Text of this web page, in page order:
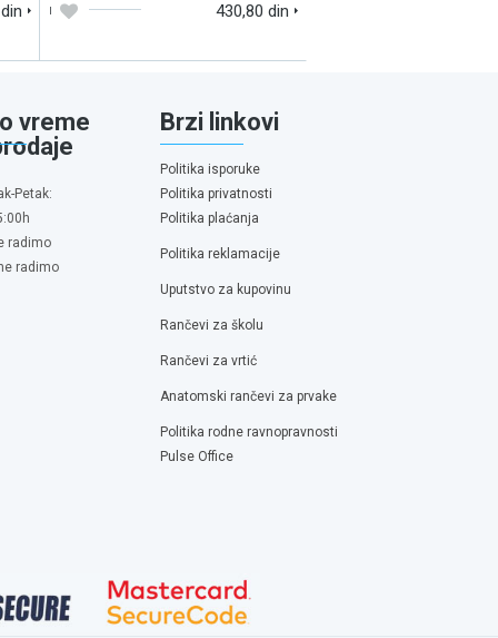
430,80 din
vreme
Petak:
radimo
radimo
Brzi linkovi
Politika isporuke
Politika privatnosti
Politika plaćanja
Politika reklamacije
Uputstvo za kupovinu
Rančevi za školu
Rančevi za vrtić
Anatomski rančevi za prvake
Politika rodne ravnopravnosti
Pulse Office